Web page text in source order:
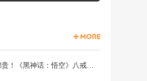
比真的猪都贵！《黑神话：悟空》八戒手办开订：根根分明的猪毛